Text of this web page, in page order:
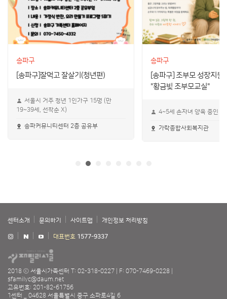
송파구
[송파구]잘먹고 잘살기(청년편)
서울시 거주 청년 1인가구 15명 (만
19~39세, 선착순 X)
송파커뮤니티센터 2층 공유부
송파구
[송파구] 조부모 성장지원
"황금빛 조부모교실"
4~5세 손자녀 양육 중인 조
가락종합사회복지관
센터소개 문의하기 사이트맵 개인정보 처리방침
대표번호 1577-9337
2018 ⓒ 서울시가족센터 T: 02-318-0227
F: 070-7469-0228
sfamilyc@daum.net
고유번호: 201-82-61756
1센터 _ 04628 서울특별시 중구 소파로4길 6